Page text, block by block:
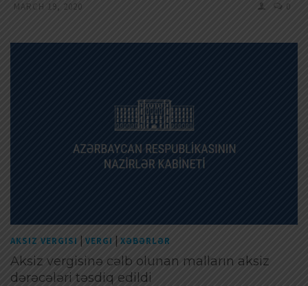
MARCH 19, 2020 0
AKSIZ VERGISI | VERGI | XƏBƏRLƏR
Aksiz vergisinə cəlb olunan malların aksiz
dərəcələri təsdiq edildi